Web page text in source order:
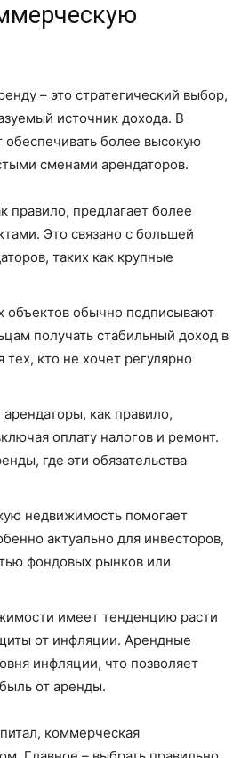
– это стратегический выбор,
источник дохода. В
более высокую
сменами арендаторов.
правило, предлагает более
Это связано с большей
таких как крупные
объектов обычно подписывают
получать стабильный доход в
кто не хочет регулярно
как правило,
оплату налогов и ремонт.
где эти обязательства
недвижимость помогает
актуально для инвесторов,
фондовых рынков или
имеет тенденцию расти
от инфляции. Арендные
инфляции, что позволяет
от аренды.
коммерческая